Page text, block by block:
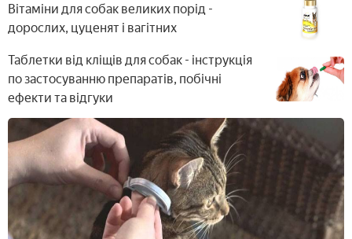
Вітаміни для собак великих порід -
дорослих, цуценят і вагітних
Таблетки від кліщів для собак - інструкція
по застосуванню препаратів, побічні
ефекти та відгуки